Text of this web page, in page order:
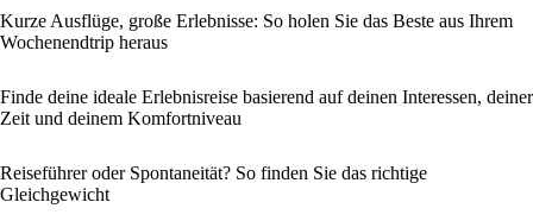
Kurze Ausflüge, große Erlebnisse: So holen Sie das Beste aus Ihrem
Wochenendtrip heraus
Finde deine ideale Erlebnisreise basierend auf deinen Interessen, deiner
Zeit und deinem Komfortniveau
Reiseführer oder Spontaneität? So finden Sie das richtige
Gleichgewicht